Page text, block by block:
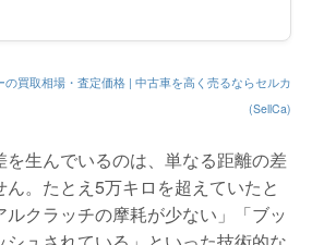
買取相場・査定価格 | 中古車を高く売るならセルカ
(SellCa)
を生んでいるのは、単なる距離の差
。たとえ5万キロを超えていたと
ルクラッチの摩耗が少ない」「ブッ